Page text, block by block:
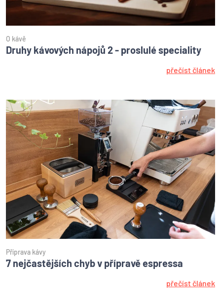
O kávě
Druhy kávových nápojů 2 - proslulé speciality
přečíst článek
Příprava kávy
7 nejčastějších chyb v přípravě espressa
přečíst článek